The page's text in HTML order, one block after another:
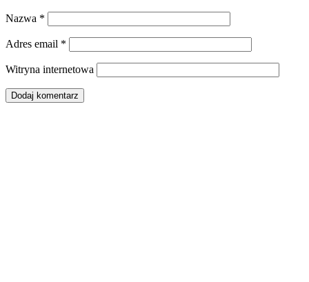
Nazwa *
Adres email *
Witryna internetowa